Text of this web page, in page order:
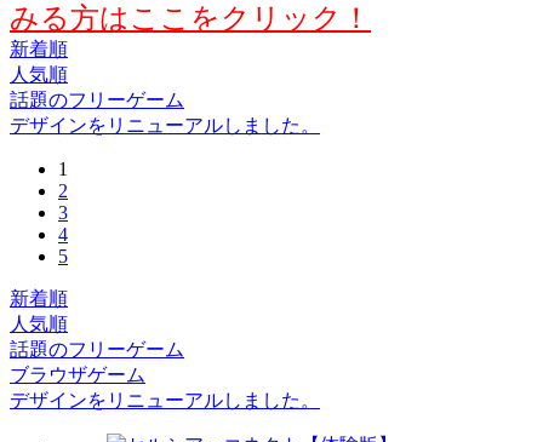
みる方はここをクリック！
新着順
人気順
話題のフリーゲーム
デザインをリニューアルしました。
1
2
3
4
5
新着順
人気順
話題のフリーゲーム
ブラウザゲーム
デザインをリニューアルしました。